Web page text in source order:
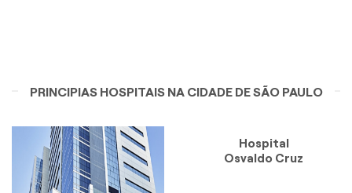
PRINCIPIAS HOSPITAIS NA CIDADE DE SÃO PAULO
Hospital
Osvaldo Cruz